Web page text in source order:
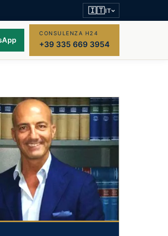
🇮🇹IT
CONSULENZA H24
+39 335 669 3954